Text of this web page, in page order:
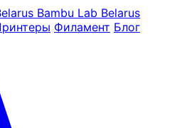
Bambu Lab Belarus
Филамент Блог